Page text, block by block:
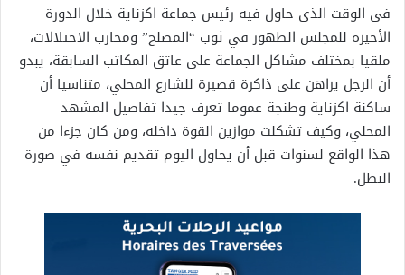
في الوقت الذي حاول فيه رئيس جماعة اكزناية خلال الدورة
الأخيرة للمجلس الظهور في ثوب “المصلح” ومحارب الاختلالات،
ملقيا بمختلف مشاكل الجماعة على عاتق المكاتب السابقة، يبدو
أن الرجل يراهن على ذاكرة قصيرة للشارع المحلي، متناسيا أن
ساكنة اكزناية وطنجة عموما تعرف جيدا تفاصيل المشهد
المحلي، وكيف تشكلت موازين القوة داخله، ومن كان جزءا من
هذا الواقع لسنوات قبل أن يحاول اليوم تقديم نفسه في صورة
البطل.